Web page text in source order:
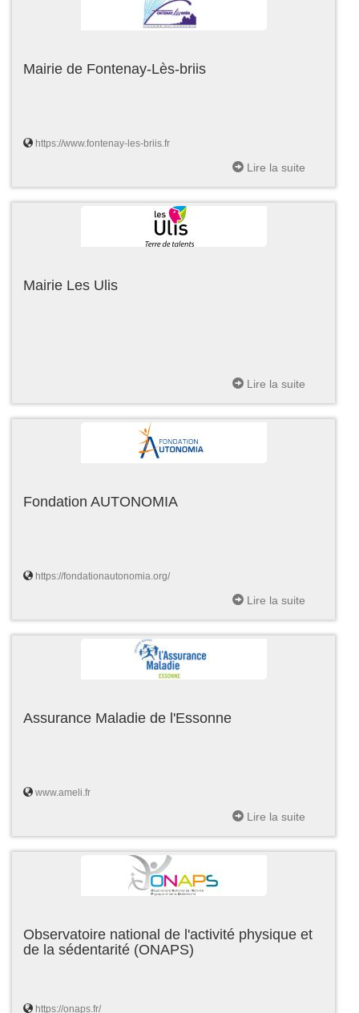
Mairie de Fontenay-Lès-briis
https://www.fontenay-les-briis.fr
Lire la suite
Mairie Les Ulis
Lire la suite
Fondation AUTONOMIA
https://fondationautonomia.org/
Lire la suite
Assurance Maladie de l'Essonne
www.ameli.fr
Lire la suite
Observatoire national de l'activité physique et
de la sédentarité (ONAPS)
https://onaps.fr/